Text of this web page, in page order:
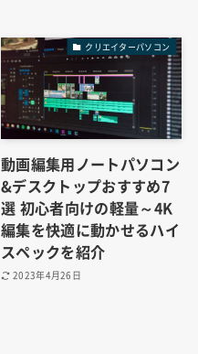
クリエイターパソコン
動画編集用ノートパソコン
&デスクトップおすすめ7
選 初心者向けの軽量～4K
編集を快適に動かせるハイ
スペックを紹介
2023年4月26日